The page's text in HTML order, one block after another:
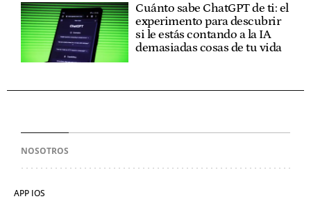
Cuánto sabe ChatGPT de ti: el
experimento para descubrir
si le estás contando a la IA
demasiadas cosas de tu vida
NOSOTROS
APP IOS